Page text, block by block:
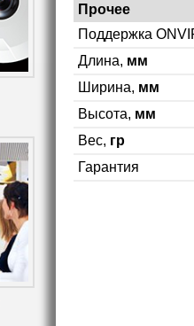
Прочее
Поддержка
Длина, мм
Ширина, мм
Высота, мм
Вес, гр
Гарантия